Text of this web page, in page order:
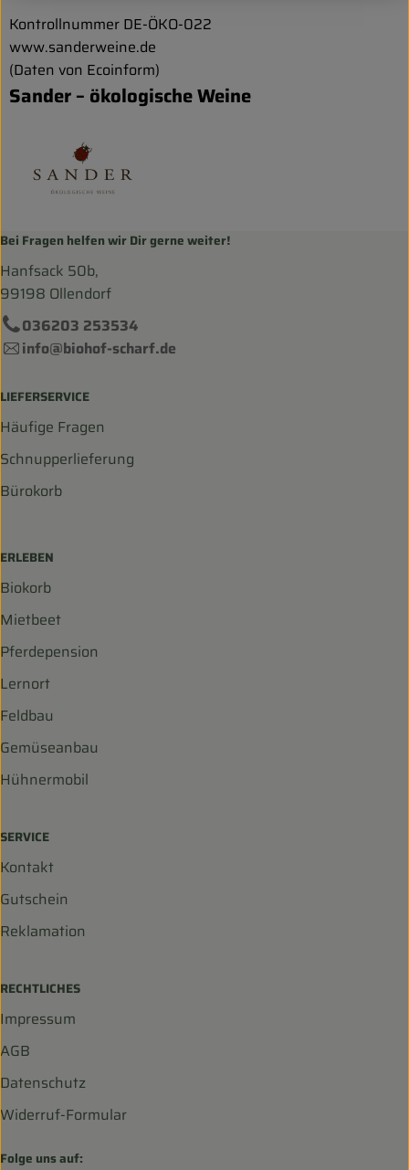
Kontrollnummer DE-ÖKO-022
www.sanderweine.de
(Daten von Ecoinform)
Sander – ökologische Weine
Bei Fragen helfen wir Dir gerne weiter!
Hanfsack 50b,
99198 Ollendorf
036203 253534
info@biohof-scharf.de
LIEFERSERVICE
Häufige Fragen
Schnupperlieferung
Bürokorb
ERLEBEN
Biokorb
Mietbeet
Pferdepension
Lernort
Feldbau
Gemüseanbau
Hühnermobil
SERVICE
Kontakt
Gutschein
Reklamation
RECHTLICHES
Impressum
AGB
Datenschutz
Widerruf-Formular
Folge uns auf: